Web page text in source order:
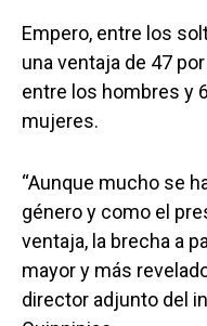
Empero, entre los
una ventaja de 47
entre los hombres y
mujeres.
“Aunque mucho se
género y como el
ventaja, la brecha a
mayor y más
director adjunto del